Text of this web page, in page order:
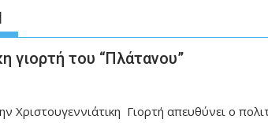
γιορτή του “Πλάτανου”
Χριστουγεννιάτικη Γιορτή απευθύνει ο